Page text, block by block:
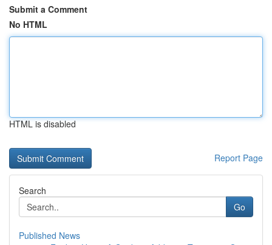
Submit a Comment
No HTML
HTML is disabled
Report Page
Search
Go
Published News